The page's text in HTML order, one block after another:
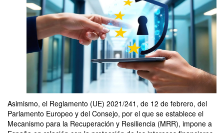
Asimismo, el Reglamento (UE) 2021/241, de 12 de febrero, del
Parlamento Europeo y del Consejo, por el que se establece el
Mecanismo para la Recuperación y Resiliencia (MRR), impone a